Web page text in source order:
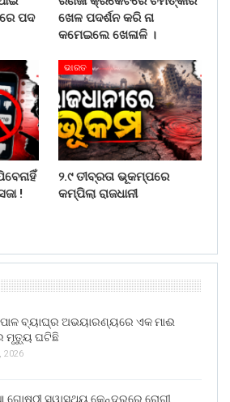
ପଦ
ଖେଳ ପଦର୍ଶନ କରି ନା
କମେଇଲେ ଖେଳାଳି ।
!
ଭାରତ
୨.୯ ତୀବ୍ରତା ଭୂକମ୍ପରେ
କମ୍ପିଲା ରାଜଧାନୀ
ବ୍ୟାଘ୍ର ଅଭୟାରଣ୍ୟରେ ଏକ ମାଈ
ମୃତ୍ୟୁ ଘଟିଛି
2026
ସ୍ୱାସ୍ଥ୍ୟ କେନ୍ଦ୍ରରେ ରୋଗୀ